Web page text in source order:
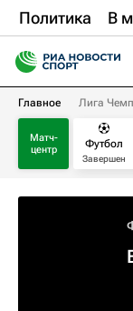
Политика В
Главное Лига
Матч-
центр
Футбол
Завершен